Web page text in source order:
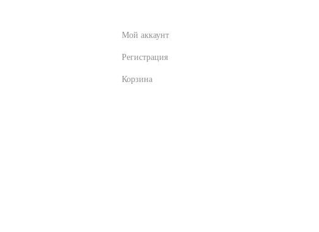
Мой аккаунт
Регистрация
Корзина